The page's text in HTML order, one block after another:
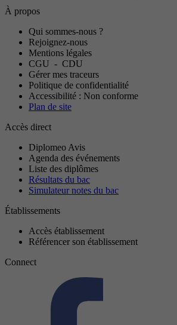
À propos
Qui sommes-nous ?
Rejoignez-nous
Mentions légales
CGU - CDU
Gérer mes traceurs
Politique de confidentialité
Accessibilité : Non conforme
Plan de site
Accès direct
Diplomeo Avis
Agenda des événements
Liste des diplômes
Résultats du bac
Simulateur notes du bac
Établissements
Accès établissement
Référencer son établissement
Connect